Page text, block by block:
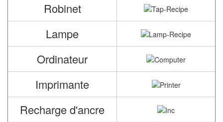
Robinet
Lampe
Ordinateur
Imprimante
Recharge d'ancre